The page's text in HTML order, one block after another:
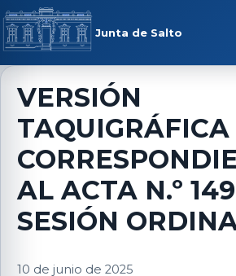
Saltar al contenido
Junta de Salto
menú
VERSIÓN
TAQUIGRÁFICA
AL ACTA N.º
SESIÓN
10 de junio de 2025